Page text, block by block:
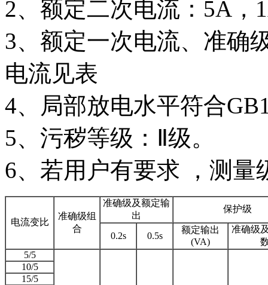
2、额定二次电流：5A，
3、额定一次电流、准确
电流见表
4、局部放电水平符合
5、污秽等级：Ⅱ级。
6、若用户有要求 ，测量
电流变比
准确级组
合
准确级及额定输
出
保护级
0.2s 0.5s
额定输出
(VA)
准确级
5/5
10/5
15/5